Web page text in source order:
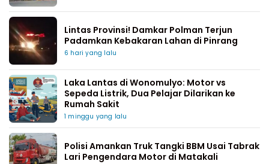
Lintas Provinsi! Damkar Polman Terjun
Padamkan Kebakaran Lahan di Pinrang
6 hari yang lalu
Laka Lantas di Wonomulyo: Motor vs
Sepeda Listrik, Dua Pelajar Dilarikan ke
Rumah Sakit
1 minggu yang lalu
Polisi Amankan Truk Tangki BBM Usai Tabrak
Lari Pengendara Motor di Matakali